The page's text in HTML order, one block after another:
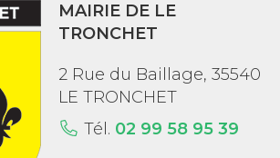
MAIRIE DE LE
TRONCHET
2 Rue du Baillage, 35540
LE TRONCHET
Tél. 02 99 58 95 39